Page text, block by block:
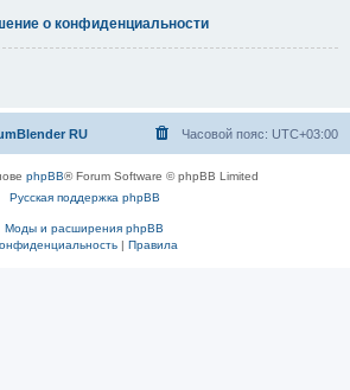
о конфиденциальности
RU Часовой пояс: UTC+03:00
phpBB® Forum Software © phpBB Limited
Русская поддержка phpBB
Моды и расширения phpBB
| Правила